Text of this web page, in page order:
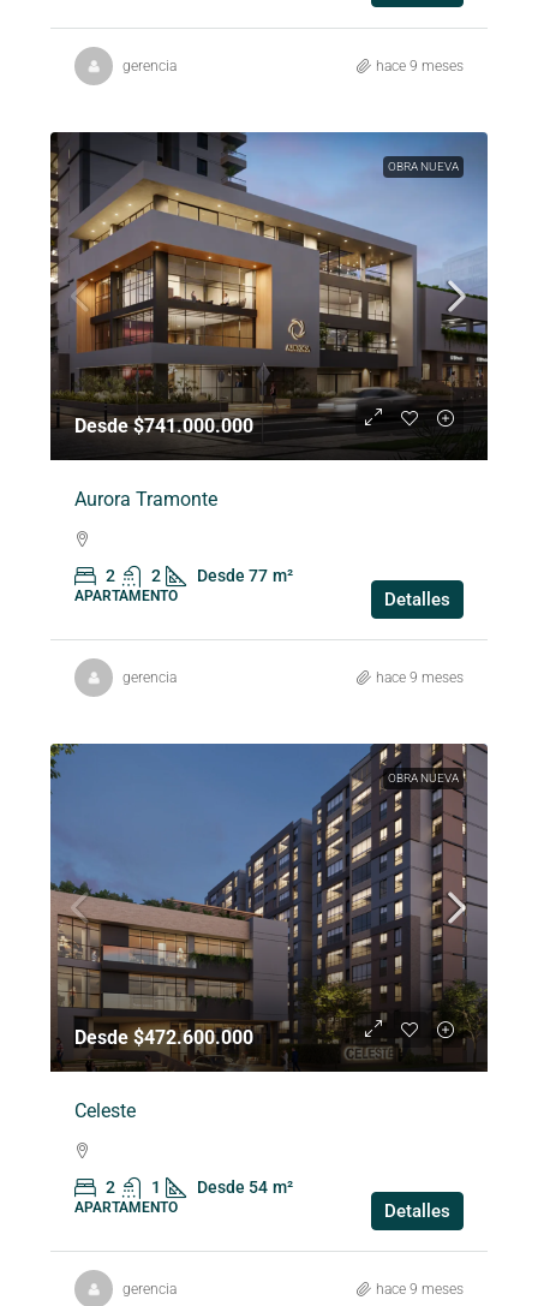
gerencia hace 9 meses
OBRA NUEVA
Desde $741.000.000
Aurora Tramonte
2 2 Desde 77 m²
APARTAMENTO Detalles
gerencia hace 9 meses
OBRA NUEVA
Desde $472.600.000
Celeste
2 1 Desde 54 m²
APARTAMENTO Detalles
gerencia hace 9 meses